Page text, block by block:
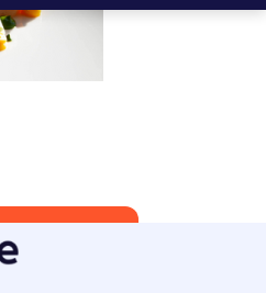
werden